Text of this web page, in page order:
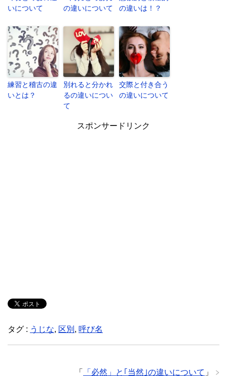
いについて
の違いについて
の違いは！？
練習と稽古の違
いとは？
別れると分かれ
るの違いについ
て
交際と付き合う
の違いについて
スポンサードリンク
タグ : うじな, 区別 , 呼び名
「 「必然」と｢当然｣の違いについて 」